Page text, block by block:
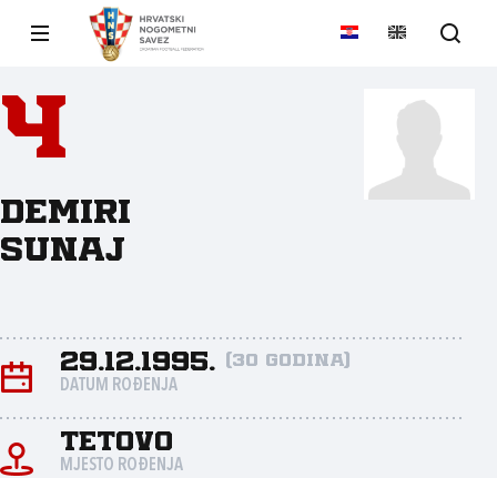
4
Demiri
Sunaj
29.12.1995. (30 godina)
DATUM ROĐENJA
Tetovo
MJESTO ROĐENJA